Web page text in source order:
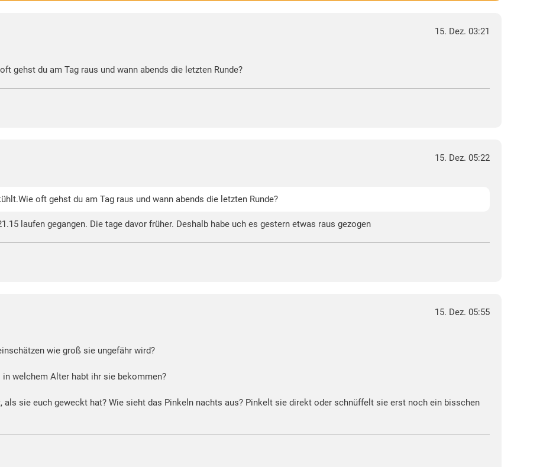
15. Dez. 03:21
gehst du am Tag raus und wann abends die letzten Runde?
15. Dez. 05:22
oft gehst du am Tag raus und wann abends die letzten Runde?
laufen gegangen. Die tage davor früher. Deshalb habe uch es gestern etwas raus gezogen
15. Dez. 05:55
wie groß sie ungefähr wird?
welchem Alter habt ihr sie bekommen?
als sie euch geweckt hat? Wie sieht das Pinkeln nachts aus? Pinkelt sie direkt oder schnüffelt sie erst noch ein bisschen